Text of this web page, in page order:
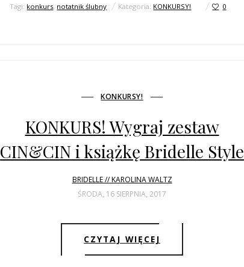
Tagi: konkurs, notatnik ślubny Kategoria: KONKURSY! 0
KONKURSY!
KONKURS! Wygraj zestaw
CIN&CIN i książkę Bridelle Style
BRIDELLE // KAROLINA WALTZ
ŚRODA, 16 SIERPNIA, 2017
CZYTAJ WIĘCEJ